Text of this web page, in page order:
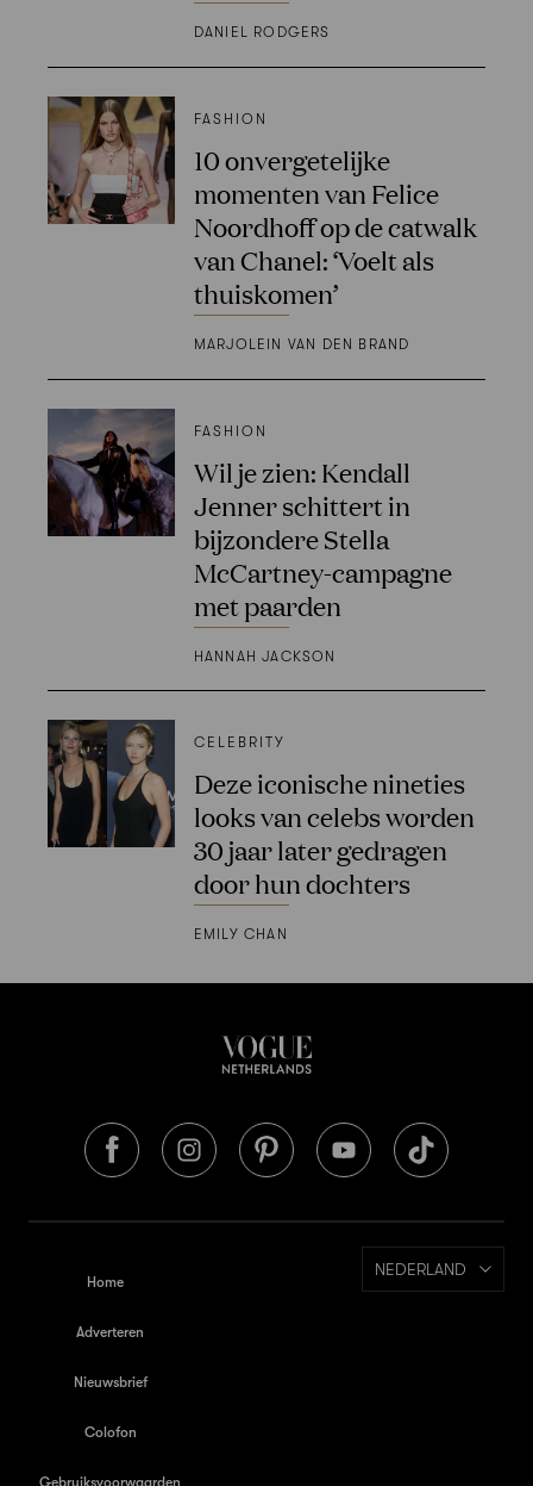
DANIEL RODGERS
FASHION
10 onvergetelijke
momenten van Felice
Noordhoff op de catwalk
van Chanel: ‘Voelt als
thuiskomen’
MARJOLEIN VAN DEN BRAND
FASHION
Wil je zien: Kendall
Jenner schittert in
bijzondere Stella
McCartney-campagne
met paarden
HANNAH JACKSON
CELEBRITY
Deze iconische nineties
looks van celebs worden
30 jaar later gedragen
door hun dochters
EMILY CHAN
Home
Adverteren
Nieuwsbrief
Colofon
Gebruiksvoorwaarden
NEDERLAND